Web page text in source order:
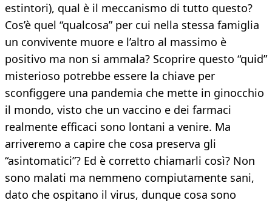
estintori), qual è il meccanismo di tutto questo?
Cos’è quel “qualcosa” per cui nella stessa famiglia
un convivente muore e l’altro al massimo è
positivo ma non si ammala? Scoprire questo “quid”
misterioso potrebbe essere la chiave per
sconfiggere una pandemia che mette in ginocchio
il mondo, visto che un vaccino e dei farmaci
realmente efficaci sono lontani a venire. Ma
arriveremo a capire che cosa preserva gli
“asintomatici”? Ed è corretto chiamarli così? Non
sono malati ma nemmeno compiutamente sani,
dato che ospitano il virus, dunque cosa sono